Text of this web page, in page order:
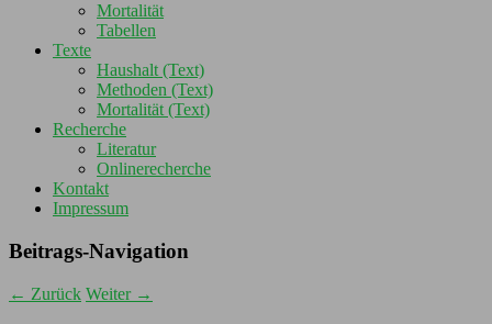
Mortalität
Tabellen
Texte
Haushalt (Text)
Methoden (Text)
Mortalität (Text)
Recherche
Literatur
Onlinerecherche
Kontakt
Impressum
Beitrags-Navigation
← Zurück Weiter →